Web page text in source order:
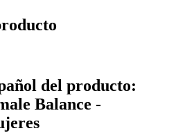
del producto:
Balance -